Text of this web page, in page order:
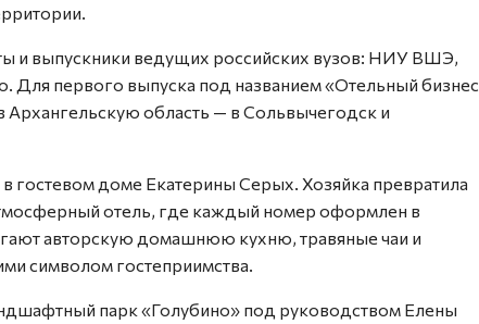
и выпускники ведущих российских вузов: НИУ ВШЭ,
первого выпуска под названием «Отельный бизнес
Архангельскую область — в Сольвычегодск и
гостевом доме Екатерины Серых. Хозяйка превратила
отель, где каждый номер оформлен в
авторскую домашнюю кухню, травяные чаи и
символом гостеприимства.
парк «Голубино» под руководством Елены